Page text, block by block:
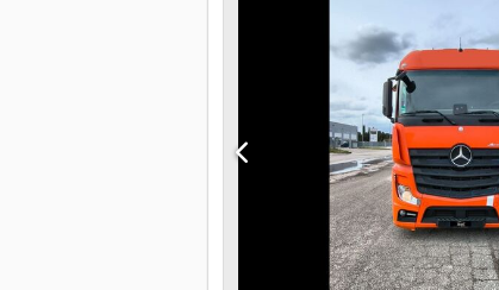
zawieszenie: resor paraboliczny Oś
techniczny: bardzo dobry Stan